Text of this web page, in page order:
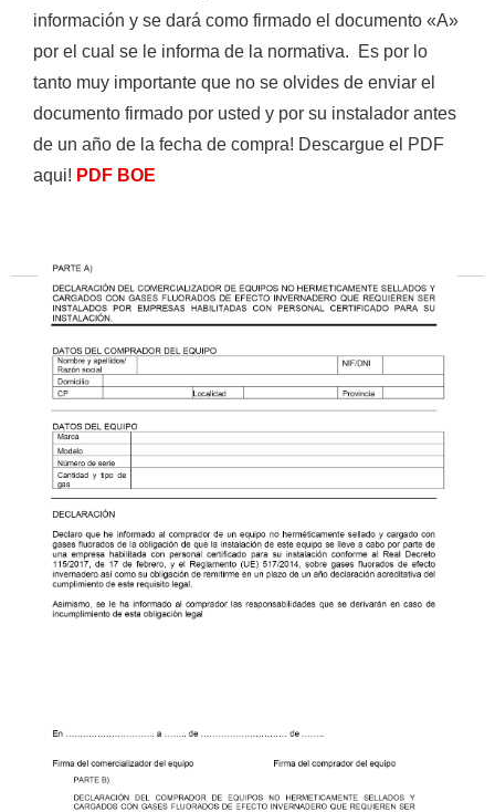
información y se dará como firmado el documento «A»
por el cual se le informa de la normativa. Es por lo
tanto muy importante que no se olvides de enviar el
documento firmado por usted y por su instalador antes
de un año de la fecha de compra! Descargue el PDF
aqui! PDF BOE